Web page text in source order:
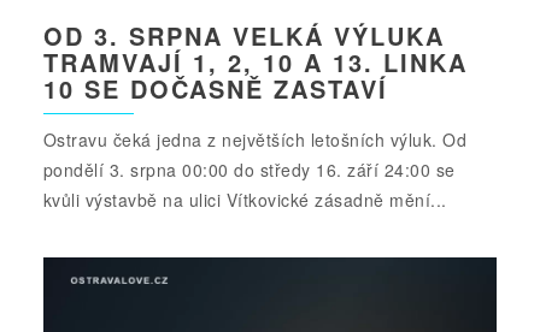
OD 3. SRPNA VELKÁ VÝLUKA
TRAMVAJÍ 1, 2, 10 A 13. LINKA
10 SE DOČASNĚ ZASTAVÍ
Ostravu čeká jedna z největších letošních výluk. Od
pondělí 3. srpna 00:00 do středy 16. září 24:00 se
kvůli výstavbě na ulici Vítkovické zásadně mění...